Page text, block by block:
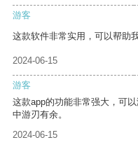
游客
这款软件非常实用，可以帮助
2024-06-15
游客
这款app的功能非常强大，可
中游刃有余。
2024-06-15